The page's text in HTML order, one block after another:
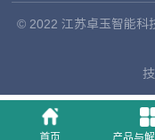
© 2022 江苏卓玉智能科
首页 产品与